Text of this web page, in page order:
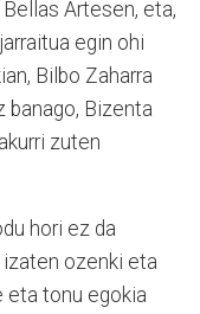
Artesen, eta,
egin ohi
Bilbo Zaharra
banago, Bizenta
zuten
hori ez da
ozenki eta
eta tonu egokia